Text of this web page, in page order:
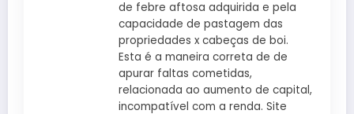
de febre aftosa adquirida e pela
capacidade de pastagem das
propriedades x cabeças de boi.
Esta é a maneira correta de de
apurar faltas cometidas,
relacionada ao aumento de capital,
incompatível com a renda. Site